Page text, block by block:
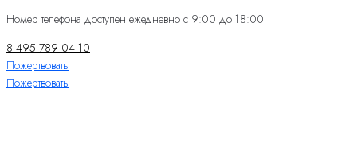
Номер телефона доступен ежедневно с 9:00 до 18:00
8 495 789 04 10
Пожертвовать
Пожертвовать